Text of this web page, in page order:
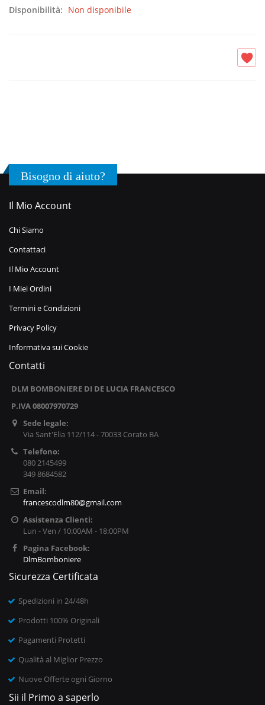
Disponibilità: Non disponibile
Bisogno di aiuto?
Il Mio Account
Chi Siamo
Contattaci
Il Mio Account
I Miei Ordini
Termini e Condizioni
Privacy Policy
Informativa sui Cookie
Contatti
DLM BOMBONIERE DI DE LUCIA FRANCESCO
P.IVA 08007970729
Sede legale:
Via Sant'Elia 112/114 - 70033 Corato BA
Telefono:
080 2145499
349 8684582
Email:
francescodlm80@gmail.com
Assistenza Clienti:
Lun - Ven / 10:00AM - 18:00PM
Pagina Facebook:
DlmBomboniere
Sicurezza Certificata
Spedizioni in 24/48h
Prodotti 100% Originali
Pagamenti Protetti
Qualità al Miglior Prezzo
Nuove Offerte ogni Giorno
Sii il Primo a saperlo